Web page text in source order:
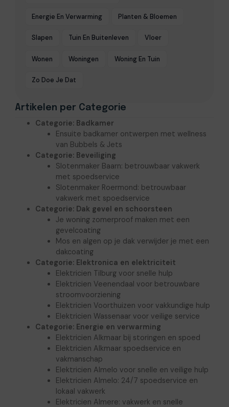
Artikelen per Categorie
Categorie: Badkamer
Ensuite badkamer ontwerpen met wellness
van Bubbels & Jets
Categorie: Beveiliging
Slotenmaker Baarn: betrouwbaar vakwerk
met spoedservice
Slotenmaker Roermond: betrouwbaar
vakwerk met spoedservice
Categorie: Dak gevel en schoorsteen
Je woning zomerproof maken met een
gevelcoating
Mos en algen op je dak verwijder je met een
dakcoating
Categorie: Elektronica en elektriciteit
Elektricien Tilburg voor snelle hulp
Elektricien Veenendaal voor betrouwbare
stroomvoorziening
Elektricien Voorthuizen voor vakkundige hulp
Elektricien Wassenaar voor veilige service
Categorie: Energie en verwarming
Elektricien Alkmaar bij storingen en spoed
Elektricien Alkmaar spoedservice en
vakmanschap
Elektricien Almelo voor snelle en veilige hulp
Elektricien Almelo: 24/7 spoedservice en
lokaal vakwerk
Elektricien Almere: vakwerk en snelle
Energie En Verwarming Planten & Bloemen
Slapen Tuin En Buitenleven Vloer
Wonen Woningen Woning En Tuin
Zo Doe Je Dat